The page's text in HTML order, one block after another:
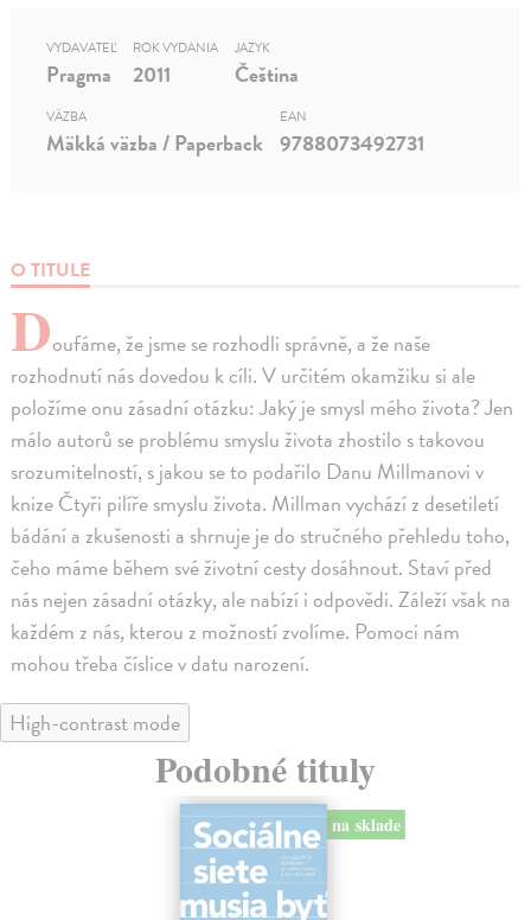
O TITULE
Doufáme, že jsme se rozhodli správně, a že naše
rozhodnutí nás dovedou k cíli. V určitém okamžiku si ale
položíme onu zásadní otázku: Jaký je smysl mého života? Jen
málo autorů se problému smyslu života zhostilo s takovou
srozumitelností, s jakou se to podařilo Danu Millmanovi v
knize Čtyři pilíře smyslu života. Millman vychází z desetiletí
bádání a zkušenosti a shrnuje je do stručného přehledu toho,
čeho máme během své životní cesty dosáhnout. Staví před
nás nejen zásadní otázky, ale nabízí i odpovědi. Záleží však na
každém z nás, kterou z možností zvolíme. Pomoci nám
mohou třeba číslice v datu narození.
VYDAVATEĽ
Pragma
ROK VYDANIA
2011
JAZYK
Čeština
VÄZBA
Mäkká väzba / Paperback
EAN
9788073492731
High-contrast mode
Podobné tituly
na sklade